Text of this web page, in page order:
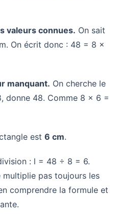
valeurs connues. On sait
On écrit donc : 48 = 8 ×
manquant. On cherche le
donne 48. Comme 8 × 6 =
est 6 cm.
: l = 48 ÷ 8 = 6.
multiplie pas toujours les
comprendre la formule et